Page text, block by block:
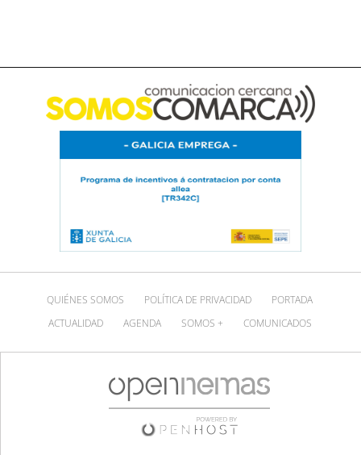
QUIÉNES SOMOS POLÍTICA DE PRIVACIDAD
PORTADA
ACTUALIDAD
AGENDA SOMOS + COMUNICADOS